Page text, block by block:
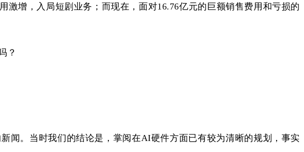
激增，入局短剧业务；而现在，面对16.76亿元的巨额销售费用和亏损的
？
闻。当时我们的结论是，掌阅在AI硬件方面已有较为清晰的规划，事实